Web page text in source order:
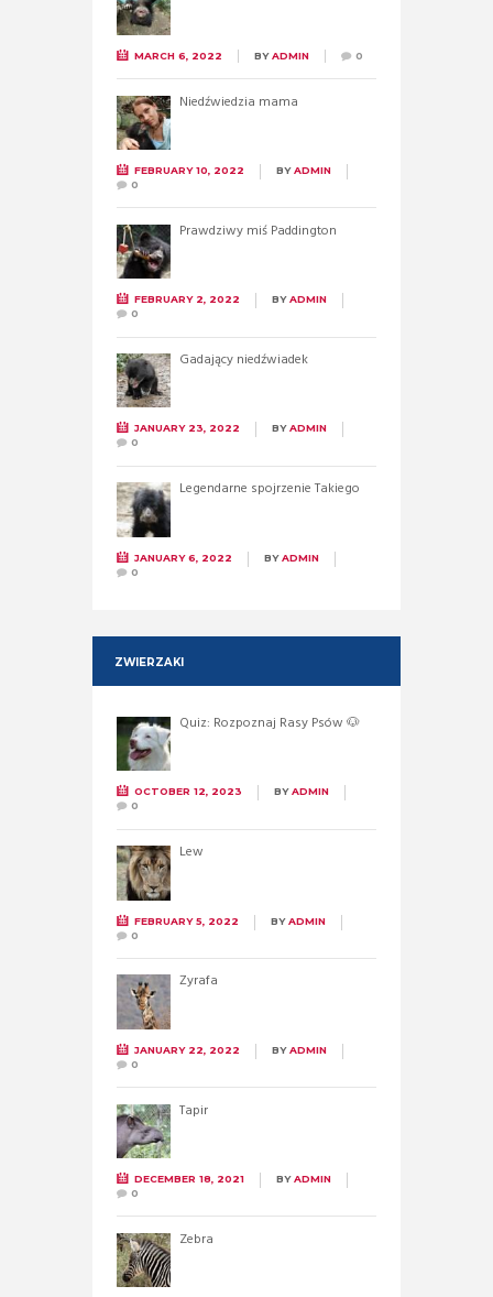
MARCH 6, 2022 BYADMIN 0
Niedźwiedzia mama
FEBRUARY 10, 2022 BYADMIN
0
Prawdziwy miś Paddington
FEBRUARY 2, 2022 BYADMIN
0
Gadający niedźwiadek
JANUARY 23, 2022 BYADMIN
0
Legendarne spojrzenie Takiego
JANUARY 6, 2022 BYADMIN
0
ZWIERZAKI
Quiz: Rozpoznaj Rasy Psów 🐶
OCTOBER 12, 2023 BYADMIN
0
Lew
FEBRUARY 5, 2022 BYADMIN
0
Żyrafa
JANUARY 22, 2022 BYADMIN
0
Tapir
DECEMBER 18, 2021 BYADMIN
0
Zebra